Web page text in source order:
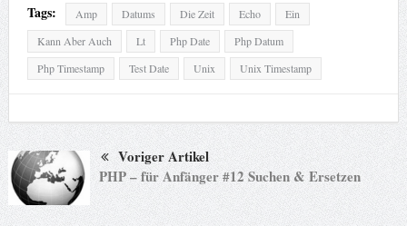
Tags:
Amp Datums Die Zeit Echo
Ein
Kann Aber Auch
Lt Php Date
Php Datum
Php Timestamp
Test Date Unix Unix Timestamp
Voriger Artikel
PHP – für Anfänger #12 Suchen & Ersetzen